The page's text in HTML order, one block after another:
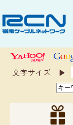
文字サイズ ▶︎